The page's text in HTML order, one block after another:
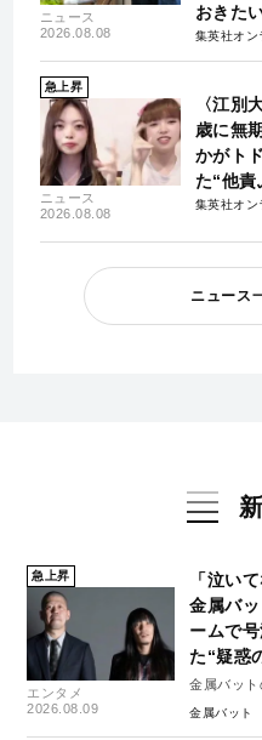
ニュース
2026.08.08
おきた
集英社オン
急上昇
ニュース
2026.08.08
〈江別
歳に無
かがト
た“他責
集英社オン
ニュース
急上昇
エンタメ
2026.08.09
「泣い
金属バ
ームで
た“疑惑
金属バット
金属バット